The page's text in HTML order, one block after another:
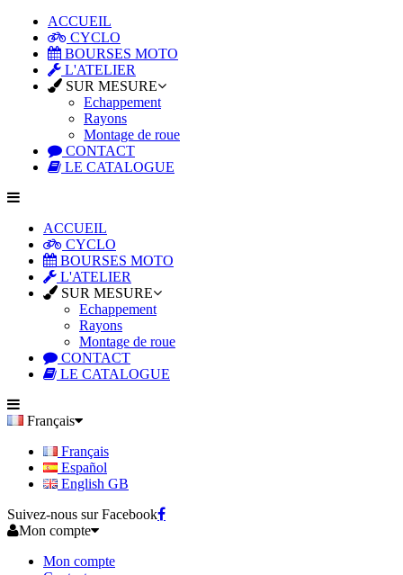
ACCUEIL
CYCLO
BOURSES MOTO
L'ATELIER
SUR MESURE
Echappement
Rayons
Montage de roue
CONTACT
LE CATALOGUE
ACCUEIL
CYCLO
BOURSES MOTO
L'ATELIER
SUR MESURE
Echappement
Rayons
Montage de roue
CONTACT
LE CATALOGUE
Français
Français
Español
English GB
Suivez-nous sur Facebook
Mon compte
Mon compte